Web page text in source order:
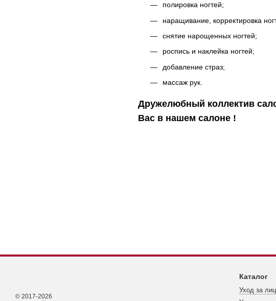
полировка ногтей;
наращивание, корректировка
снятие нарощенных ногтей;
роспись и наклейка ногтей;
добавление страз;
массаж рук.
Дружелюбный коллектив
Вас в нашем салоне !
© 2017-2026
Каталог
Уход за